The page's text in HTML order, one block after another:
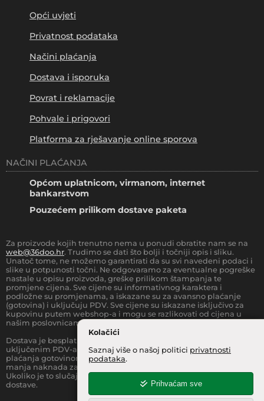
Kolačići
Saznaj više o našoj politici privatnosti
podataka.
Prihvaćam sve
Opći uvjeti
Privatnost podataka
Načini plaćanja
Dostava i isporuka
Povrat i reklamacije
Pohvale i prigovori
Platforma za rješavanje online sporova
NAČINI PLAĆANJA
Općom uplatnicom, virmanom, internet
bankarstvom
Pouzećem prilikom dostave paketa
Za proizvode kojih trenutno nema u ponudi obratite nam se na
web@36doo.hr. Trudimo se dati što bolji i točniji opis i sliku.
Unatoč tome, ne možemo garantirati da su svi navedeni podaci i
slike u potpunosti točni. Ne odgovaramo za eventualne pogreške
nastale u opisu proizvoda, greške prilikom štampanja te
promjene cijena. Sve cijene su informativnog karaktera i
podložne su promjenama, a iskazane su za avansno plaćanje
(gotovina) i uključuju PDV. Sve cijene su iskazane isključivo za
kupovinu putem webshop-a i mogu se razlikovati od cijena u
našim poslovnicama.
Dostava je besplatna za sve narudžbe iznad
uključenim PDV-a) za Zonu 1 (cijela RH, osim otoka).Prilikom
plaćanja gotovinom pri dostavi robe na kućnu adresu, moguća je
manja naknada za rad sa gotovinom na strani dostavne službe.
Ukoliko je to slučaj, to je jasno označeno pri samom iznosu
dostave.